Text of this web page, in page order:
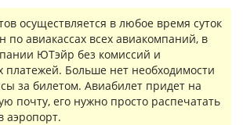
осуществляется в любое время суток
по авиакассах всех авиакомпаний, в
ЮТэйр без комиссий и
платежей. Больше нет необходимости
за билетом. Авиабилет придет на
почту, его нужно просто распечатать
аэропорт.